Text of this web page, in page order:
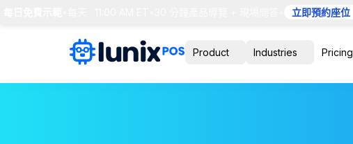
立即預約座位
Product Industries Pricing